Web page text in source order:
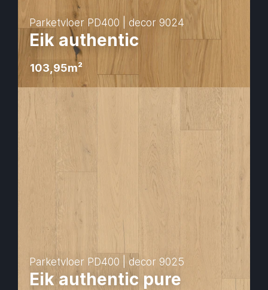
Parketvloer PD400 | decor 9024
Eik authentic
103,95m²
Parketvloer PD400 | decor 9025
Eik authentic pure